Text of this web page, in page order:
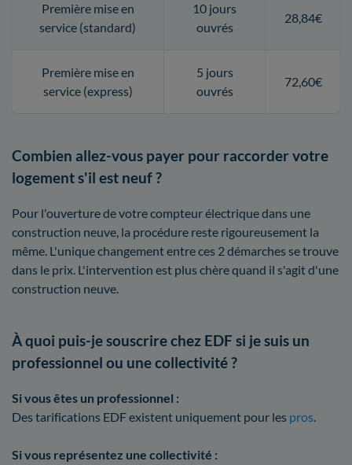
Première mise en
service (standard)
10 jours
ouvrés
28,84€
Première mise en
service (express)
5 jours
ouvrés
72,60€
Combien allez-vous payer pour raccorder votre
logement s'il est neuf ?
Pour l'ouverture de votre compteur électrique dans une
construction neuve, la procédure reste rigoureusement la
même. L'unique changement entre ces 2 démarches se trouve
dans le prix. L'intervention est plus chère quand il s'agit d'une
construction neuve.
À quoi puis-je souscrire chez EDF si je suis un
professionnel ou une collectivité ?
Si vous êtes un professionnel :
Des tarifications EDF existent uniquement pour les pros.
Si vous représentez une collectivité :